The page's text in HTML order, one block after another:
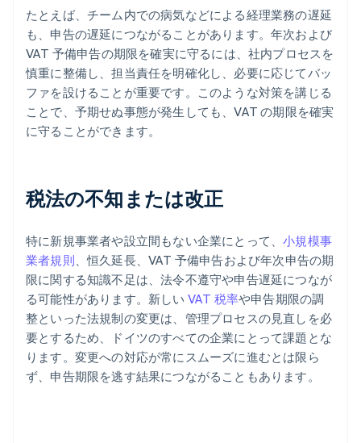
たとえば、チーム内での病気などによる経理業務の遅延
も、申告の遅延につながることがあります。年次および
VAT 予備申告の期限を確実に守るには、社内プロセスを
慎重に整備し、担当責任を明確化し、必要に応じてバッ
ファを設けることが重要です。このような対策を講じる
ことで、予期せぬ事態が発生しても、VAT の期限を確実
に守ることができます。
税法の不知または改正
特に新規事業者や設立間もない企業にとって、小規模事
業者規則、恒久延長、VAT 予備申告および年次申告の期
限に関する知識不足は、法令不遵守や申告遅延につなが
る可能性があります。新しい VAT 税率や申告期限の調
整といった法規制の変更は、管理プロセスの見直しを必
要とするため、ドイツのすべての企業にとって課題とな
ります。変更への対応が常にスムーズに進むとは限ら
ず、申告期限を逃す結果につながることもあります。